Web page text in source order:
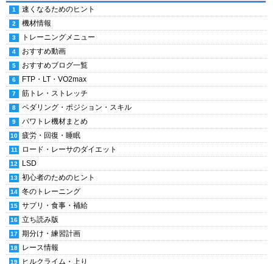
速くなるためのヒント
機材情報
トレーニングメニュー
おすすめ動画
おすすめブログ一覧
FTP・LT・VO2max
筋トレ・ストレッチ
ペダリング・ポジション・スキル
パワトレ機材まとめ
疲労・回復・睡眠
ロード・レーサのダイエット
LSD
初心者のためのヒント
冬のトレーニング
サプリ・食事・補給
立ち読み版
期分け・練習計画
レース情報
ヒルクライム・上り